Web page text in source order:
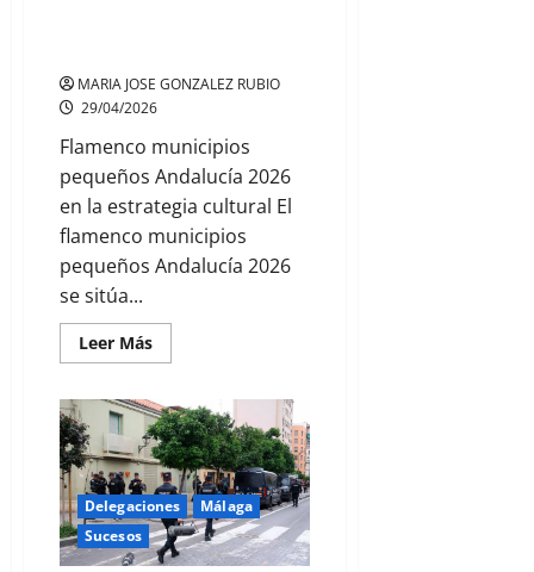
MARIA JOSE GONZALEZ RUBIO
29/04/2026
Flamenco municipios
pequeños Andalucía 2026
en la estrategia cultural El
flamenco municipios
pequeños Andalucía 2026
se sitúa...
Leer MásLeer
más
LA
NUEVA
CONVOCATORIA
DE
AYUDAS
AL
FLAMENCO
EN
ANDALUCÍA
PONE
Delegaciones
Málaga
Sucesos